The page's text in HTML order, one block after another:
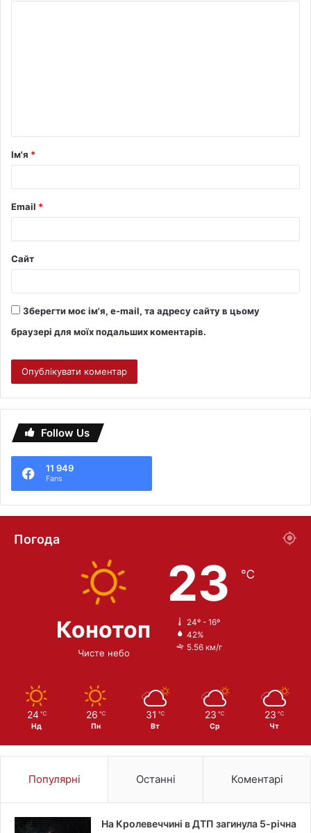
Ім'я *
Email *
Сайт
Зберегти моє ім'я, e-mail, та адресу сайту в цьому
браузері для моїх подальших коментарів.
Follow Us
11 949
Fans
Погода
Конотоп
Чисте небо
23 ℃
24º - 16º
42%
5.56 км/г
24 ℃
Нд
26 ℃
Пн
31 ℃
Вт
23 ℃
Ср
23 ℃
Чт
Популярні Останні Коментарі
На Кролевеччині в ДТП загинула 5-річна